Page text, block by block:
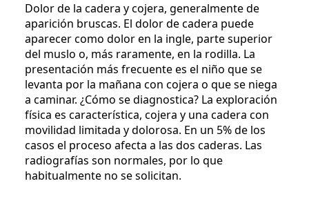
Dolor de la cadera y cojera, generalmente de
aparición bruscas. El dolor de cadera puede
aparecer como dolor en la ingle, parte superior
del muslo o, más raramente, en la rodilla. La
presentación más frecuente es el niño que se
levanta por la mañana con cojera o que se niega
a caminar. ¿Cómo se diagnostica? La exploración
física es característica, cojera y una cadera con
movilidad limitada y dolorosa. En un 5% de los
casos el proceso afecta a las dos caderas. Las
radiografías son normales, por lo que
habitualmente no se solicitan.